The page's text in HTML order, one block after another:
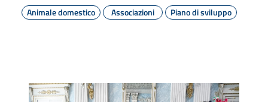
Animale domestico
Associazioni Piano di sviluppo